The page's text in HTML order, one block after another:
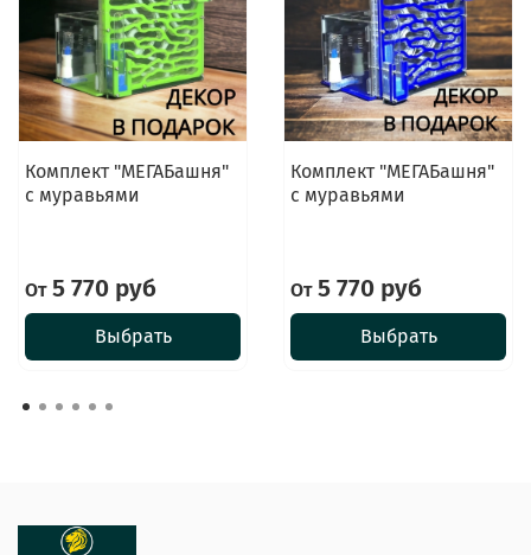
Комплект "МЕГАБашня"
с муравьями
От5 770 руб
Выбрать
Комплект "МЕГАБашня"
с муравьями
От5 770 руб
Выбрать